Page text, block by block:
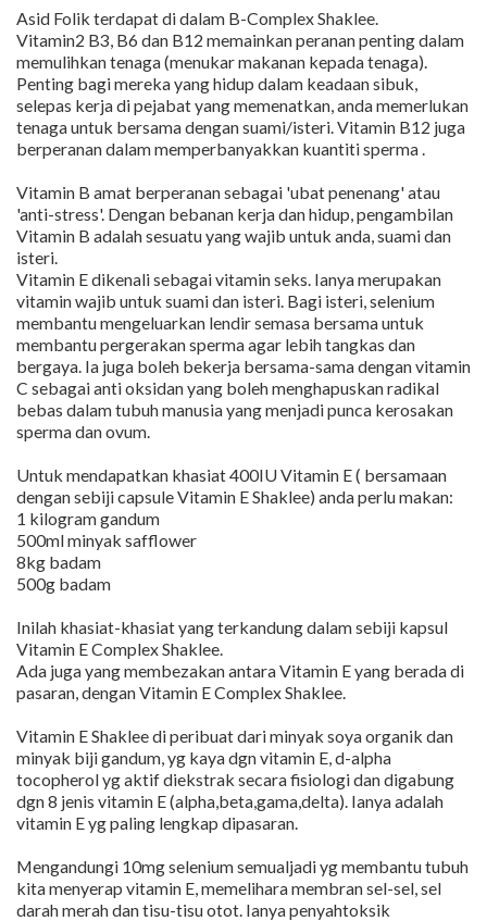
Asid Folik terdapat di dalam B-Complex Shaklee.
Vitamin2 B3, B6 dan B12 memainkan peranan penting dalam
memulihkan tenaga (menukar makanan kepada tenaga).
Penting bagi mereka yang hidup dalam keadaan sibuk,
selepas kerja di pejabat yang memenatkan, anda memerlukan
tenaga untuk bersama dengan suami/isteri. Vitamin B12 juga
berperanan dalam memperbanyakkan kuantiti sperma .
Vitamin B amat berperanan sebagai 'ubat penenang' atau
'anti-stress'. Dengan bebanan kerja dan hidup, pengambilan
Vitamin B adalah sesuatu yang wajib untuk anda, suami dan
isteri.
Vitamin E dikenali sebagai vitamin seks. Ianya merupakan
vitamin wajib untuk suami dan isteri. Bagi isteri, selenium
membantu mengeluarkan lendir semasa bersama untuk
membantu pergerakan sperma agar lebih tangkas dan
bergaya. Ia juga boleh bekerja bersama-sama dengan vitamin
C sebagai anti oksidan yang boleh menghapuskan radikal
bebas dalam tubuh manusia yang menjadi punca kerosakan
sperma dan ovum.
Untuk mendapatkan khasiat 400IU Vitamin E ( bersamaan
dengan sebiji capsule Vitamin E Shaklee) anda perlu makan:
1 kilogram gandum
500ml minyak safflower
8kg badam
500g badam
Inilah khasiat-khasiat yang terkandung dalam sebiji kapsul
Vitamin E Complex Shaklee.
Ada juga yang membezakan antara Vitamin E yang berada di
pasaran, dengan Vitamin E Complex Shaklee.
Vitamin E Shaklee di peribuat dari minyak soya organik dan
minyak biji gandum, yg kaya dgn vitamin E, d-alpha
tocopherol yg aktif diekstrak secara fisiologi dan digabung
dgn 8 jenis vitamin E (alpha,beta,gama,delta). Ianya adalah
vitamin E yg paling lengkap dipasaran.
Mengandungi 10mg selenium semualjadi yg membantu tubuh
kita menyerap vitamin E, memelihara membran sel-sel, sel
darah merah dan tisu-tisu otot. Ianya penyahtoksik